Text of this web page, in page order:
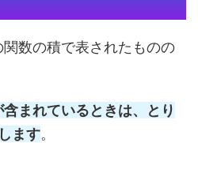
数の積で表されたものの
含まれているときは、とり
ます。